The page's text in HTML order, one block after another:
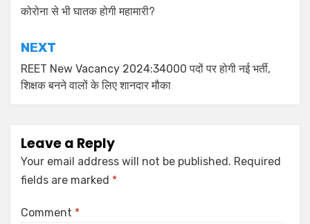
कोरोना से भी घातक होगी महामारी?
NEXT
REET New Vacancy 2024:34000 पदों पर होगी नई भर्ती,
शिक्षक बनने वालों के लिए शानदार मौका
Leave a Reply
Your email address will not be published. Required
fields are marked *
Comment *